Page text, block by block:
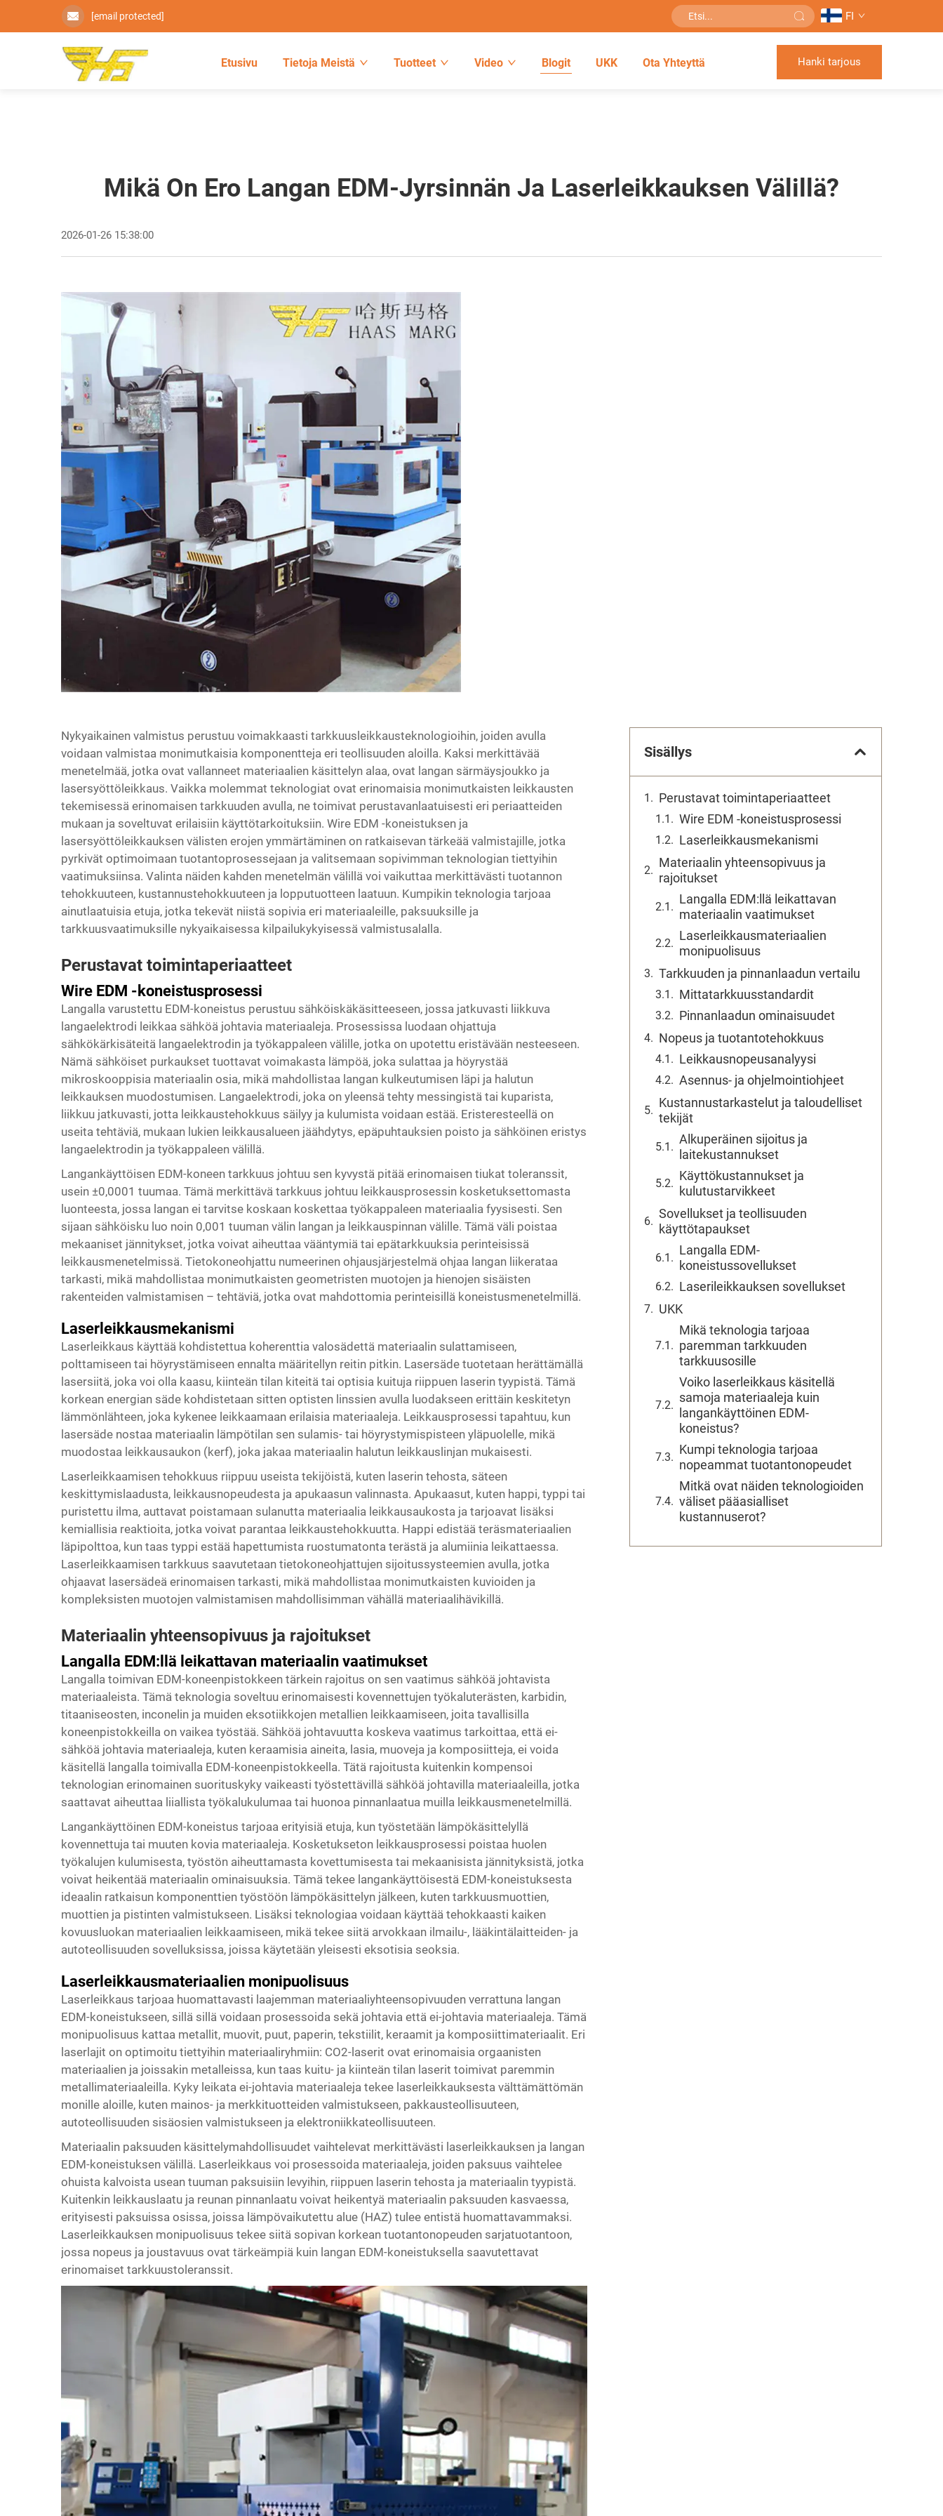
[email protected] FI
Etusivu Tietoja Meistä Tuotteet Video Blogit UKK Ota Yhteyttä Hanki tarjous
Mikä On Ero Langan EDM-Jyrsinnän Ja Laserleikkauksen Välillä?
2026-01-26 15:38:00
Nykyaikainen valmistus perustuu voimakkaasti tarkkuusleikkausteknologioihin, joiden avulla
voidaan valmistaa monimutkaisia komponentteja eri teollisuuden aloilla. Kaksi merkittävää
menetelmää, jotka ovat vallanneet materiaalien käsittelyn alaa, ovat langan särmäysjoukko ja
lasersyöttöleikkaus. Vaikka molemmat teknologiat ovat erinomaisia monimutkaisten leikkausten
tekemisessä erinomaisen tarkkuuden avulla, ne toimivat perustavanlaatuisesti eri periaatteiden
mukaan ja soveltuvat erilaisiin käyttötarkoituksiin. Wire EDM -koneistuksen ja
lasersyöttöleikkauksen välisten erojen ymmärtäminen on ratkaisevan tärkeää valmistajille, jotka
pyrkivät optimoimaan tuotantoprosessejaan ja valitsemaan sopivimman teknologian tiettyihin
vaatimuksiinsa. Valinta näiden kahden menetelmän välillä voi vaikuttaa merkittävästi tuotannon
tehokkuuteen, kustannustehokkuuteen ja lopputuotteen laatuun. Kumpikin teknologia tarjoaa
ainutlaatuisia etuja, jotka tekevät niistä sopivia eri materiaaleille, paksuuksille ja
tarkkuusvaatimuksille nykyaikaisessa kilpailukykyisessä valmistusalalla.
Perustavat toimintaperiaatteet
Wire EDM -koneistusprosessi
Langalla varustettu EDM-koneistus perustuu sähköiskäkäsitteeseen, jossa jatkuvasti liikkuva
langaelektrodi leikkaa sähköä johtavia materiaaleja. Prosessissa luodaan ohjattuja
sähkökärkisäteitä langaelektrodin ja työkappaleen välille, jotka on upotettu eristävään nesteeseen.
Nämä sähköiset purkaukset tuottavat voimakasta lämpöä, joka sulattaa ja höyrystää
mikroskooppisia materiaalin osia, mikä mahdollistaa langan kulkeutumisen läpi ja halutun
leikkauksen muodostumisen. Langaelektrodi, joka on yleensä tehty messingistä tai kuparista,
liikkuu jatkuvasti, jotta leikkaustehokkuus säilyy ja kulumista voidaan estää. Eristeresteellä on
useita tehtäviä, mukaan lukien leikkausalueen jäähdytys, epäpuhtauksien poisto ja sähköinen eristys
langaelektrodin ja työkappaleen välillä.
Langankäyttöisen EDM-koneen tarkkuus johtuu sen kyvystä pitää erinomaisen tiukat toleranssit,
usein ±0,0001 tuumaa. Tämä merkittävä tarkkuus johtuu leikkausprosessin kosketuksettomasta
luonteesta, jossa langan ei tarvitse koskaan koskettaa työkappaleen materiaalia fyysisesti. Sen
sijaan sähköisku luo noin 0,001 tuuman välin langan ja leikkauspinnan välille. Tämä väli poistaa
mekaaniset jännitykset, jotka voivat aiheuttaa vääntymiä tai epätarkkuuksia perinteisissä
leikkausmenetelmissä. Tietokoneohjattu numeerinen ohjausjärjestelmä ohjaa langan liikerataa
tarkasti, mikä mahdollistaa monimutkaisten geometristen muotojen ja hienojen sisäisten
rakenteiden valmistamisen – tehtäviä, jotka ovat mahdottomia perinteisillä koneistusmenetelmillä.
Laserleikkausmekanismi
Laserleikkaus käyttää kohdistettua koherenttia valosädettä materiaalin sulattamiseen,
polttamiseen tai höyrystämiseen ennalta määritellyn reitin pitkin. Laser­säde tuotetaan herättämällä
lasersiitä, joka voi olla kaasu, kiinteän tilan kiteitä tai optisia kuituja riippuen laserin tyypistä. Tämä
korkean energian säde kohdistetaan sitten optisten linssien avulla luodakseen erittäin keskitetyn
lämmönlähteen, joka kykenee leikkaamaan erilaisia materiaaleja. Leikkausprosessi tapahtuu, kun
lasersäde nostaa materiaalin lämpötilan sen sulamis- tai höyrystymispisteen yläpuolelle, mikä
muodostaa leikkausaukon (kerf), joka jakaa materiaalin halutun leikkauslinjan mukaisesti.
Laserleikkaamisen tehokkuus riippuu useista tekijöistä, kuten laserin tehosta, säteen
keskittymislaadusta, leikkausnopeudesta ja apukaasun valinnasta. Apukaasut, kuten happi, typpi tai
puristettu ilma, auttavat poistamaan sulanutta materiaalia leikkausaukosta ja tarjoavat lisäksi
kemiallisia reaktioita, jotka voivat parantaa leikkaustehokkuutta. Happi edistää teräsmateriaalien
läpipolttoa, kun taas typpi estää hapettumista ruostumatonta terästä ja alumiinia leikattaessa.
Laserleikkaamisen tarkkuus saavutetaan tietokoneohjattujen sijoitussysteemien avulla, jotka
ohjaavat laser­sädeä erinomaisen tarkasti, mikä mahdollistaa monimutkaisten kuvioiden ja
kompleksisten muotojen valmistamisen mahdollisimman vähällä materiaalihävikillä.
Materiaalin yhteensopivuus ja rajoitukset
Langalla EDM:llä leikattavan materiaalin vaatimukset
Langalla toimivan EDM-koneenpistokkeen tärkein rajoitus on sen vaatimus sähköä johtavista
materiaaleista. Tämä teknologia soveltuu erinomaisesti kovennettujen työkaluterästen, karbidin,
titaaniseosten, inconelin ja muiden eksotiikkojen metallien leikkaamiseen, joita tavallisilla
koneenpistokkeilla on vaikea työstää. Sähköä johtavuutta koskeva vaatimus tarkoittaa, että ei-
sähköä johtavia materiaaleja, kuten keraamisia aineita, lasia, muoveja ja komposiitteja, ei voida
käsitellä langalla toimivalla EDM-koneenpistokkeella. Tätä rajoitusta kuitenkin kompensoi
teknologian erinomainen suorituskyky vaikeasti työstettävillä sähköä johtavilla materiaaleilla, jotka
saattavat aiheuttaa liiallista työkalukulumaa tai huonoa pinnanlaatua muilla leikkausmenetelmillä.
Langankäyttöinen EDM-koneistus tarjoaa erityisiä etuja, kun työstetään lämpökäsittelyllä
kovennettuja tai muuten kovia materiaaleja. Kosketukseton leikkausprosessi poistaa huolen
työkalujen kulumisesta, työstön aiheuttamasta kovettumisesta tai mekaanisista jännityksistä, jotka
voivat heikentää materiaalin ominaisuuksia. Tämä tekee langankäyttöisestä EDM-koneistuksesta
ideaalin ratkaisun komponenttien työstöön lämpökäsittelyn jälkeen, kuten tarkkuusmuottien,
muottien ja pistinten valmistukseen. Lisäksi teknologiaa voidaan käyttää tehokkaasti kaiken
kovuusluokan materiaalien leikkaamiseen, mikä tekee siitä arvokkaan ilmailu-, lääkintälaitteiden- ja
autoteollisuuden sovelluksissa, joissa käytetään yleisesti eksotisia seoksia.
Laserleikkausmateriaalien monipuolisuus
Laserleikkaus tarjoaa huomattavasti laajemman materiaaliyhteensopivuuden verrattuna langan
EDM-koneistukseen, sillä sillä voidaan prosessoida sekä johtavia että ei-johtavia materiaaleja. Tämä
monipuolisuus kattaa metallit, muovit, puut, paperin, tekstiilit, keraamit ja komposiittimateriaalit. Eri
laserlajit on optimoitu tiettyihin materiaaliryhmiin: CO2-laserit ovat erinomaisia orgaanisten
materiaalien ja joissakin metalleissa, kun taas kuitu- ja kiinteän tilan laserit toimivat paremmin
metallimateriaaleilla. Kyky leikata ei-johtavia materiaaleja tekee laserleikkauksesta välttämättömän
monille aloille, kuten mainos- ja merkkituotteiden valmistukseen, pakkausteollisuuteen,
autoteollisuuden sisäosien valmistukseen ja elektroniikkateollisuuteen.
Materiaalin paksuuden käsittelymahdollisuudet vaihtelevat merkittävästi laserleikkauksen ja langan
EDM-koneistuksen välillä. Laserleikkaus voi prosessoida materiaaleja, joiden paksuus vaihtelee
ohuista kalvoista usean tuuman paksuisiin levyihin, riippuen laserin tehosta ja materiaalin tyypistä.
Kuitenkin leikkauslaatu ja reunan pinnanlaatu voivat heikentyä materiaalin paksuuden kasvaessa,
erityisesti paksuissa osissa, joissa lämpövaikutettu alue (HAZ) tulee entistä huomattavammaksi.
Laserleikkauksen monipuolisuus tekee siitä sopivan korkean tuotantonopeuden sarjatuotantoon,
jossa nopeus ja joustavuus ovat tärkeämpiä kuin langan EDM-koneistuksella saavutettavat
erinomaiset tarkkuustoleranssit.
Sisällys
Perustavat toimintaperiaatteet
Wire EDM -koneistusprosessi
Laserleikkausmekanismi
Materiaalin yhteensopivuus ja
rajoitukset
Langalla EDM:llä leikattavan
materiaalin vaatimukset
Laserleikkausmateriaalien
monipuolisuus
Tarkkuuden ja pinnanlaadun vertailu
Mittatarkkuusstandardit
Pinnanlaadun ominaisuudet
Nopeus ja tuotantotehokkuus
Leikkausnopeusanalyysi
Asennus- ja ohjelmointiohjeet
Kustannustarkastelut ja taloudelliset
tekijät
Alkuperäinen sijoitus ja
laitekustannukset
Käyttökustannukset ja
kulutustarvikkeet
Sovellukset ja teollisuuden
käyttötapaukset
Langalla EDM-
koneistussovellukset
Laserileikkauksen sovellukset
UKK
Mikä teknologia tarjoaa
paremman tarkkuuden
tarkkuusosille
Voiko laserleikkaus käsitellä
samoja materiaaleja kuin
langankäyttöinen EDM-
koneistus?
Kumpi teknologia tarjoaa
nopeammat tuotantonopeudet
Mitkä ovat näiden teknologioiden
väliset pääasialliset
kustannuserot?